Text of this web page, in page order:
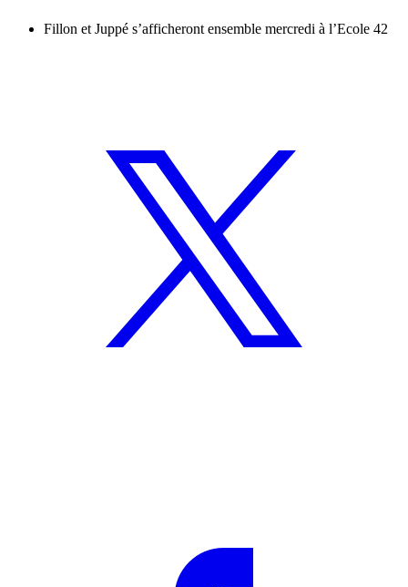
Fillon et Juppé s’afficheront ensemble mercredi à l’Ecole 42